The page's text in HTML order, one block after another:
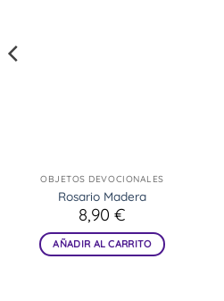
OBJETOS DEVOCIONALES
Rosario Madera
8,90 €
AÑADIR AL CARRITO